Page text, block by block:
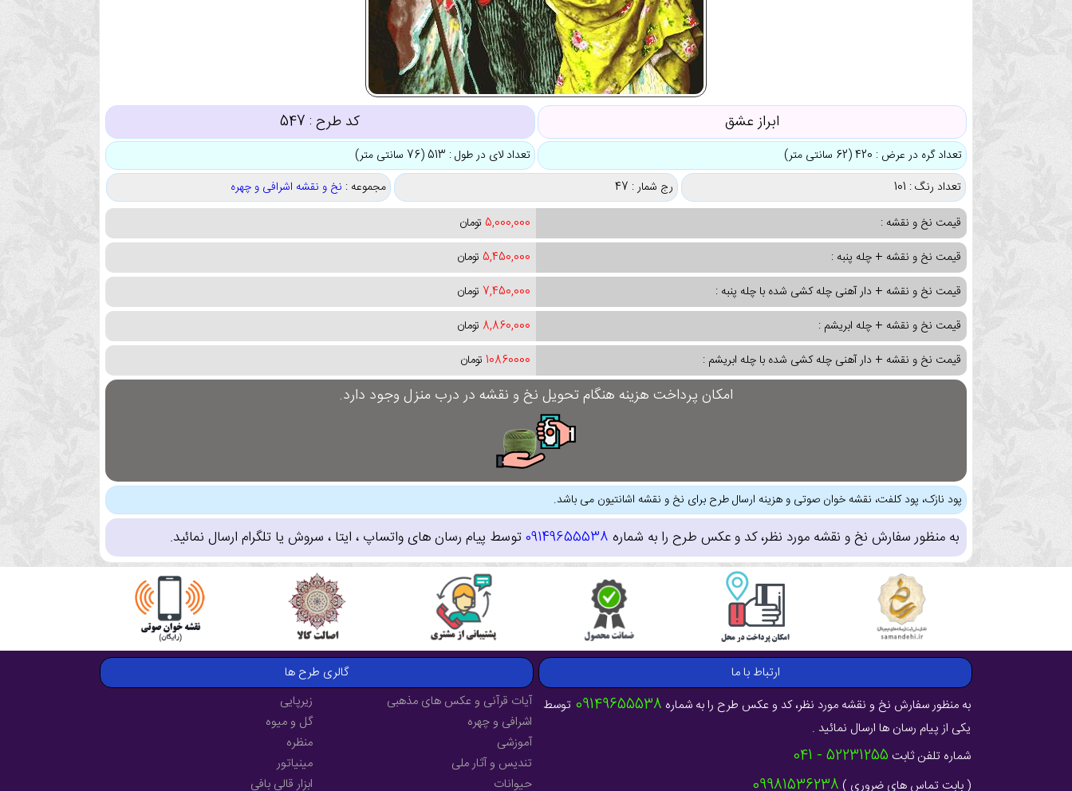
ابراز عشق کد طرح : 547
تعداد گره در عرض : 420 (62 سانتی متر)
تعداد لای در طول : 513 (76 سانتی متر)
تعداد رنگ : 101
رج شمار : 47 مجموعه : نخ و نقشه اشرافی و چهره
قیمت نخ و نقشه :
5,000,000 تومان
قیمت نخ و نقشه + چله پنبه :
5,450,000 تومان
قیمت نخ و نقشه + دار آهنی چله کشی شده با چله پنبه :
7,450,000 تومان
قیمت نخ و نقشه + چله ابریشم :
8,860,000 تومان
قیمت نخ و نقشه + دار آهنی چله کشی شده با چله ابریشم :
10860000 تومان
امکان پرداخت هزینه هنگام تحویل نخ و نقشه در درب منزل وجود دارد.
پود نازک، پود کلفت، نقشه خوان صوتی و هزینه ارسال طرح برای نخ و نقشه اشانتیون می باشد.
به منظور سفارش نخ و نقشه مورد نظر، کد و عکس طرح را به شماره 09149655538توسط پیام رسان های واتساپ ، ایتا ، سروش یا تلگرام ارسال نمائید.
ارتباط با ما
به منظور سفارش نخ و نقشه مورد نظر، کد و عکس طرح را به شماره 09149655538 توسط
یکی از پیام رسان ها ارسال نمائید .
شماره تلفن ثابت 52231255 - 041
( بابت تماس های ضروری ) 09981536238
گالری طرح ها
آیات قرآنی و عکس های مذهبی
اشرافی و چهره
آموزشی
تندیس و آثار ملی
حیوانات
زیرپایی
گل و میوه
منظره
مینیاتور
ابزار قالی بافی